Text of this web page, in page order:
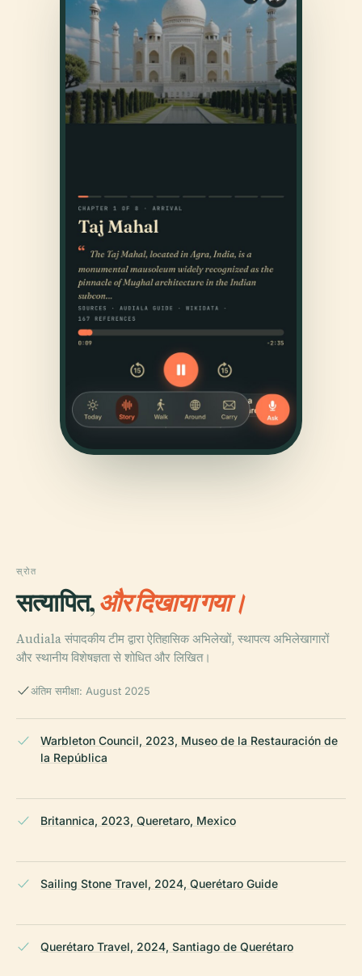
स्रोत
सत्यापित,और दिखाया गया।
Audiala संपादकीय टीम द्वारा ऐतिहासिक अभिलेखों, स्थापत्य अभिलेखागारों
और स्थानीय विशेषज्ञता से शोधित और लिखित।
अंतिम समीक्षा: August 2025
Warbleton Council, 2023, Museo de la Restauración de
la República
Britannica, 2023, Queretaro, Mexico
Sailing Stone Travel, 2024, Querétaro Guide
Querétaro Travel, 2024, Santiago de Querétaro